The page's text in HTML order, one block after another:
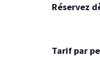
Réservez
Tarif par